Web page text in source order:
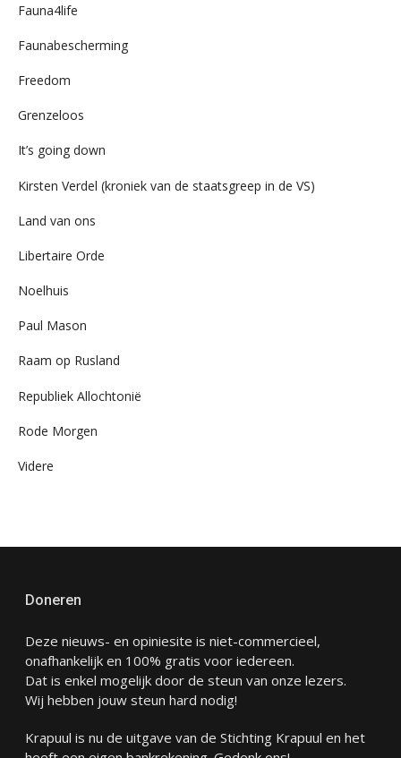
Fauna4life
Faunabescherming
Freedom
Grenzeloos
It’s going down
Kirsten Verdel (kroniek van de staatsgreep in de VS)
Land van ons
Libertaire Orde
Noelhuis
Paul Mason
Raam op Rusland
Republiek Allochtonië
Rode Morgen
Videre
Doneren
Deze nieuws- en opiniesite is niet-commercieel,
onafhankelijk en 100% gratis voor iedereen.
Dat is enkel mogelijk door de steun van onze lezers.
Wij hebben jouw steun hard nodig!
Krapuul is nu de uitgave van de Stichting Krapuul en het